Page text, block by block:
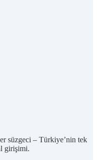
süzgeci – Türkiye’nin tek
girişimi.